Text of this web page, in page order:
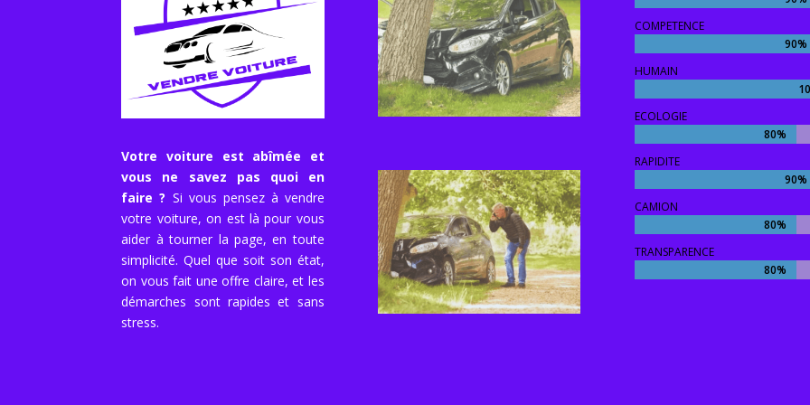
Votre voiture est abîmée et
vous ne savez pas quoi en
faire ? Si vous pensez à vendre
votre voiture, on est là pour vous
aider à tourner la page, en toute
simplicité. Quel que soit son état,
on vous fait une offre claire, et les
démarches sont rapides et sans
stress.
COMPETENCE
90%
90%
HUMAIN
ECOLOGIE
80%
80%
RAPIDITE
90%
90%
CAMION
80%
80%
TRANSPARENCE
80%
80%